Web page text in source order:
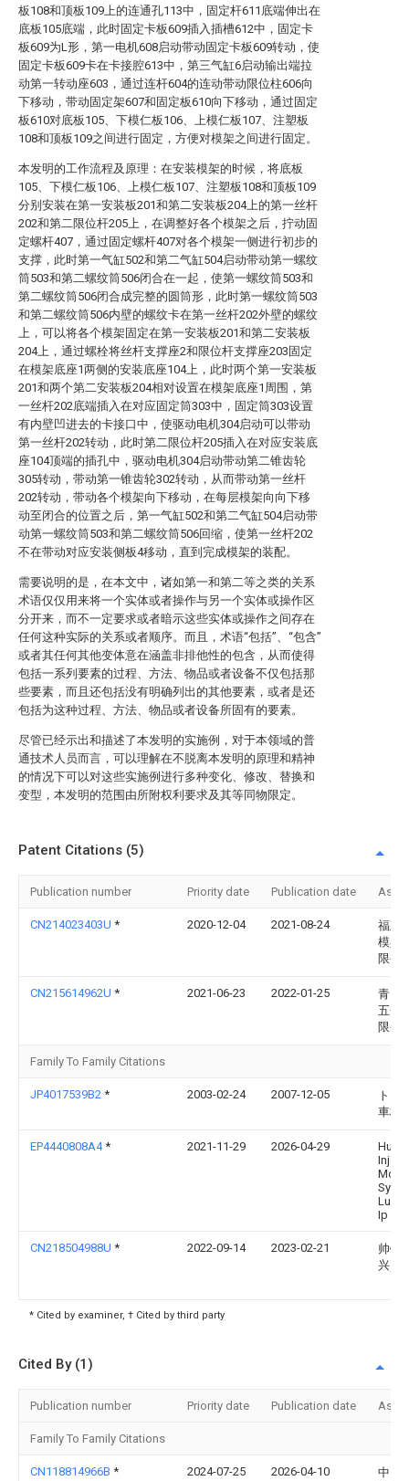
板108和顶板109上的连通孔113中，固定杆611底端伸出在
底板105底端，此时固定卡板609插入插槽612中，固定卡
板609为L形，第一电机608启动带动固定卡板609转动，使
固定卡板609卡在卡接腔613中，第三气缸6启动输出端拉
动第一转动座603，通过连杆604的连动带动限位柱606向
下移动，带动固定架607和固定板610向下移动，通过固定
板610对底板105、下模仁板106、上模仁板107、注塑板
108和顶板109之间进行固定，方便对模架之间进行固定。
本发明的工作流程及原理：在安装模架的时候，将底板
105、下模仁板106、上模仁板107、注塑板108和顶板109
分别安装在第一安装板201和第二安装板204上的第一丝杆
202和第二限位杆205上，在调整好各个模架之后，拧动固
定螺杆407，通过固定螺杆407对各个模架一侧进行初步的
支撑，此时第一气缸502和第二气缸504启动带动第一螺纹
筒503和第二螺纹筒506闭合在一起，使第一螺纹筒503和
第二螺纹筒506闭合成完整的圆筒形，此时第一螺纹筒503
和第二螺纹筒506内壁的螺纹卡在第一丝杆202外壁的螺纹
上，可以将各个模架固定在第一安装板201和第二安装板
204上，通过螺栓将丝杆支撑座2和限位杆支撑座203固定
在模架底座1两侧的安装底座104上，此时两个第一安装板
201和两个第二安装板204相对设置在模架底座1周围，第
一丝杆202底端插入在对应固定筒303中，固定筒303设置
有内壁凹进去的卡接口中，使驱动电机304启动可以带动
第一丝杆202转动，此时第二限位杆205插入在对应安装底
座104顶端的插孔中，驱动电机304启动带动第二锥齿轮
305转动，带动第一锥齿轮302转动，从而带动第一丝杆
202转动，带动各个模架向下移动，在每层模架向向下移
动至闭合的位置之后，第一气缸502和第二气缸504启动带
动第一螺纹筒503和第二螺纹筒506回缩，使第一丝杆202
不在带动对应安装侧板4移动，直到完成模架的装配。
需要说明的是，在本文中，诸如第一和第二等之类的关系
术语仅仅用来将一个实体或者操作与另一个实体或操作区
分开来，而不一定要求或者暗示这些实体或操作之间存在
任何这种实际的关系或者顺序。而且，术语“包括”、“包含”
或者其任何其他变体意在涵盖非排他性的包含，从而使得
包括一系列要素的过程、方法、物品或者设备不仅包括那
些要素，而且还包括没有明确列出的其他要素，或者是还
包括为这种过程、方法、物品或者设备所固有的要素。
尽管已经示出和描述了本发明的实施例，对于本领域的普
通技术人员而言，可以理解在不脱离本发明的原理和精神
的情况下可以对这些实施例进行多种变化、修改、替换和
变型，本发明的范围由所附权利要求及其等同物限定。
Patent Citations (5)
Publication number Priority date Publication date
CN214023403U * 2020-12-04 2021-08-24
福建
模具
限公
CN215614962U * 2021-06-23 2022-01-25
青岛
五金
限公
Family To Family Citations
JP4017539B2 * 2003-02-24 2007-12-05
トヨ
車株
EP4440808A4* 2021-11-29 2026-04-29
Ip
CN218504988U * 2022-09-14 2023-02-21
帅钢
兴)有
* Cited by examiner, † Cited by third party
Cited By (1)
Publication number Priority date Publication date
Family To Family Citations
CN118814966B * 2024-07-25 2026-04-10
中国